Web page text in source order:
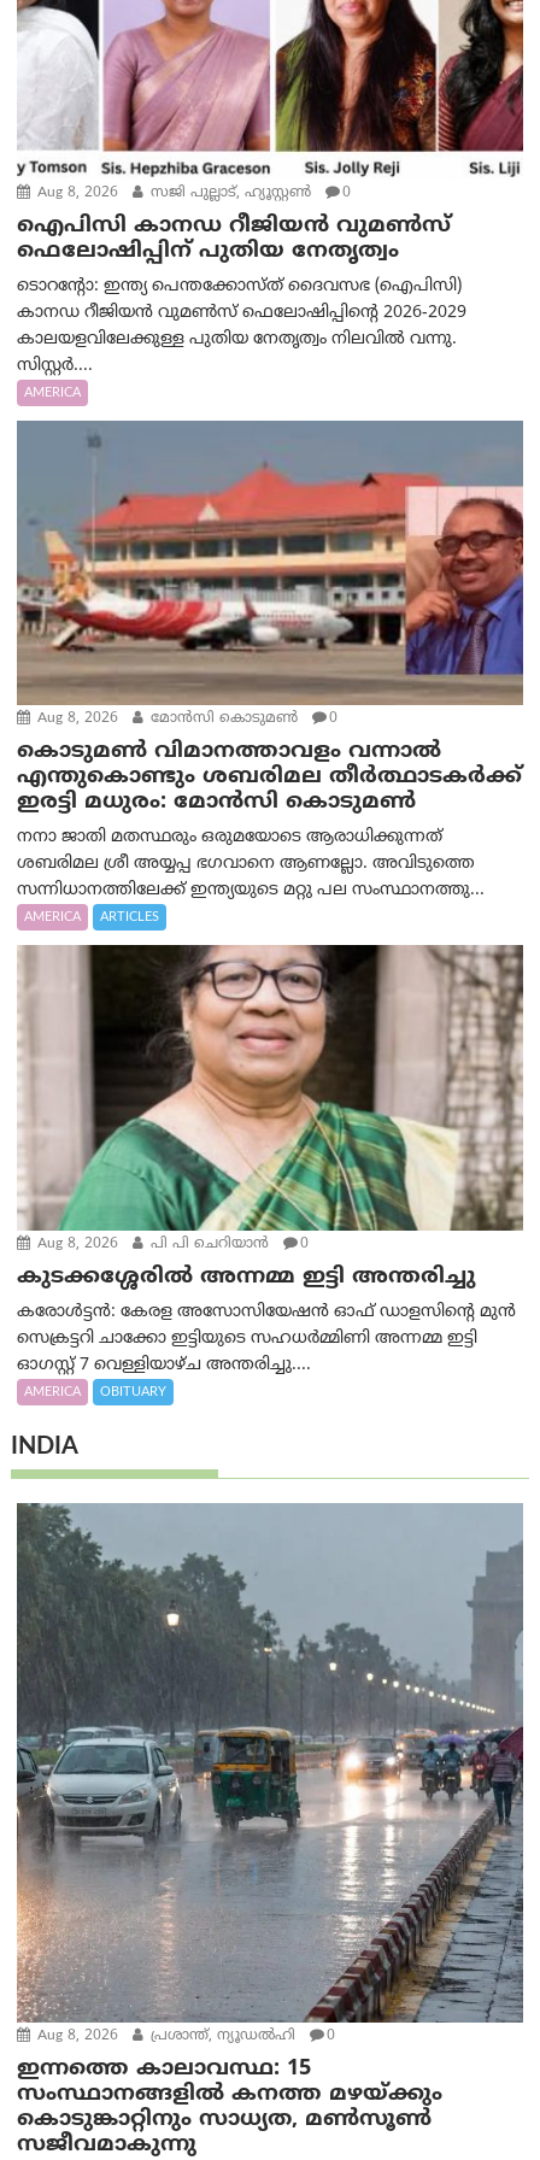
Aug 8, 2026 സജി പുല്ലാട്, ഹ്യൂസ്റ്റൺ 0
ഐപിസി കാനഡ റീജിയൻ വുമൺസ്
ഫെലോഷിപ്പിന് പുതിയ നേതൃത്വം
ടൊറന്റോ: ഇന്ത്യ പെന്തക്കോസ്ത് ദൈവസഭ (ഐപിസി)
കാനഡ റീജിയൻ വുമൺസ് ഫെലോഷിപ്പിന്റെ 2026-2029
കാലയളവിലേക്കുള്ള പുതിയ നേതൃത്വം നിലവിൽ വന്നു.
സിസ്റ്റർ....
AMERICA
Aug 8, 2026 മോൻസി കൊടുമൺ 0
കൊടുമൺ വിമാനത്താവളം വന്നാൽ
എന്തുകൊണ്ടും ശബരിമല തീർത്ഥാടകർക്ക്
ഇരട്ടി മധുരം: മോൻസി കൊടുമൺ
നനാ ജാതി മതസ്ഥരും ഒരുമയോടെ ആരാധിക്കുന്നത്
ശബരിമല ശ്രീ അയ്യപ്പ ഭഗവാനെ ആണല്ലോ. അവിടുത്തെ
സന്നിധാനത്തിലേക്ക് ഇന്ത്യയുടെ മറ്റു പല സംസ്ഥാനത്തു...
AMERICA ARTICLES
Aug 8, 2026 പി പി ചെറിയാൻ 0
കുടക്കശ്ശേരിൽ അന്നമ്മ ഇട്ടി അന്തരിച്ചു
കരോൾട്ടൻ: കേരള അസോസിയേഷൻ ഓഫ് ഡാളസിന്റെ മുൻ
സെക്രട്ടറി ചാക്കോ ഇട്ടിയുടെ സഹധര്‍മ്മിണി അന്നമ്മ ഇട്ടി
ഓഗസ്റ്റ് 7 വെള്ളിയാഴ്ച അന്തരിച്ചു....
AMERICA OBITUARY
INDIA
Aug 8, 2026 പ്രശാന്ത്, ന്യൂഡല്‍ഹി 0
ഇന്നത്തെ കാലാവസ്ഥ: 15
സംസ്ഥാനങ്ങളിൽ കനത്ത മഴയ്ക്കും
കൊടുങ്കാറ്റിനും സാധ്യത, മൺസൂൺ
സജീവമാകുന്നു